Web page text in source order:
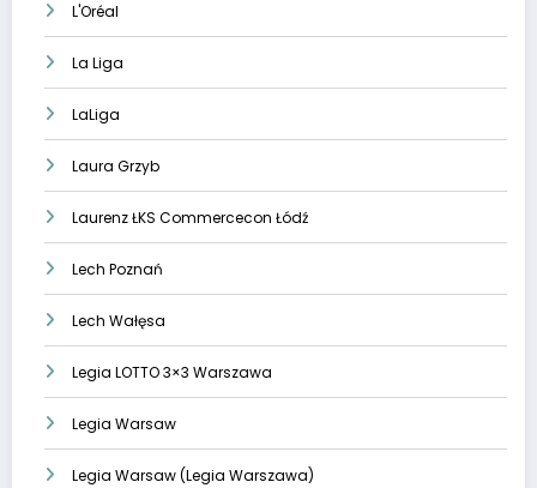
L'Oréal
La Liga
LaLiga
Laura Grzyb
Laurenz ŁKS Commercecon Łódź
Lech Poznań
Lech Wałęsa
Legia LOTTO 3×3 Warszawa
Legia Warsaw
Legia Warsaw (Legia Warszawa)